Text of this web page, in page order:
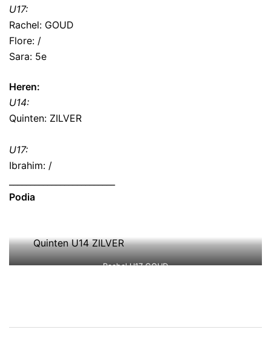
U17:
Rachel: GOUD
Flore: /
Sara: 5e
Heren:
U14:
Quinten: ZILVER
U17:
Ibrahim: /
Podia
Quinten U14 ZILVER
Rachel U17 GOUD